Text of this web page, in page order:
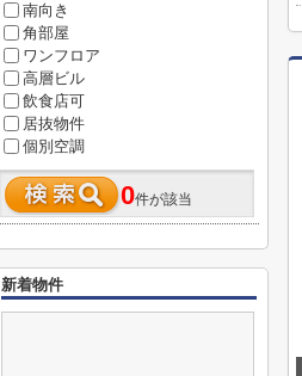
南向き
角部屋
ワンフロア
高層ビル
飲食店可
居抜物件
個別空調
0件が該当
新着物件